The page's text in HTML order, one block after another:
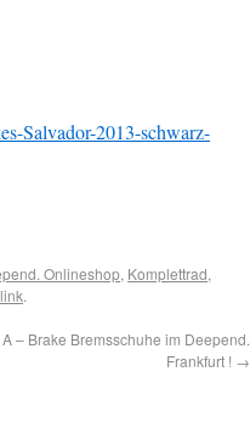
Salvador-2013-schwarz-
Onlineshop, Komplettrad,
.
– Brake Bremsschuhe im Deepend.
Frankfurt ! →